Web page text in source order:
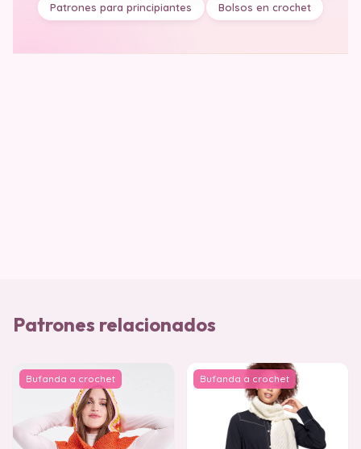
Patrones para principiantes Bolsos en crochet
Patrones relacionados
Bufanda a crochet Bufanda a crochet